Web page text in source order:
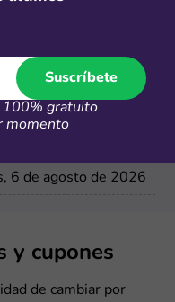
productos
6 de agosto de 2026
Suscríbete
100% gratuito
momento
y cupones
de cambiar por